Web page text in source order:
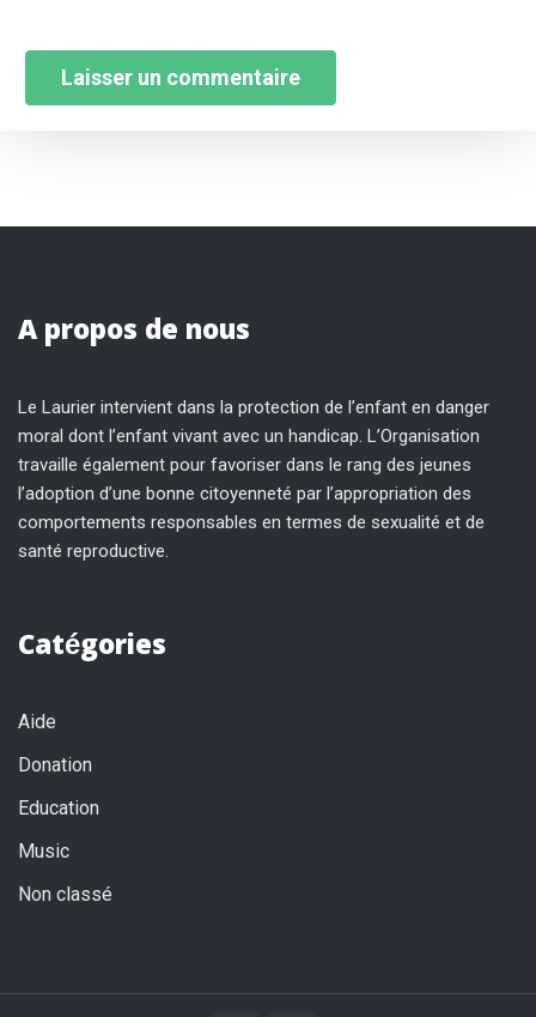
A propos de nous
Le Laurier intervient dans la protection de l’enfant en danger
moral dont l’enfant vivant avec un handicap. L’Organisation
travaille également pour favoriser dans le rang des jeunes
l’adoption d’une bonne citoyenneté par l’appropriation des
comportements responsables en termes de sexualité et de
santé reproductive.
Catégories
Aide
Donation
Education
Music
Non classé